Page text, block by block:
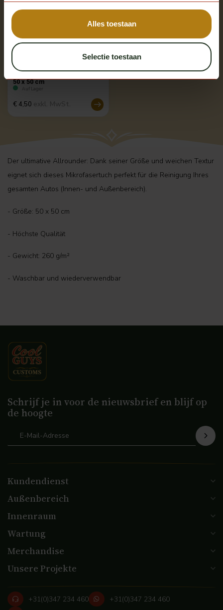
Alles toestaan
Selectie toestaan
Cartec
50 x 50 cm
Auf Lager
€ 4,50
Der ultimative Allrounder: Dank seiner Größe und weichen Textur
eignet sich dieses Mikrofasertuch perfekt für die Reinigung Ihres
gesamten Autos (Innen- und Außenbereich).
- Größe: 50 x 50 cm
- Höchste Qualität
- Gewicht: 260 g/m²
- Waschbar und wiederverwendbar
Schrijf je in voor de nieuwsbrief en blijf op
de hoogte
Kundendienst
Außenbereich
Innenraum
Wartung
Merchandise
Unsere Projekte
+31(0)347 234 460
+31(0)347 234 460